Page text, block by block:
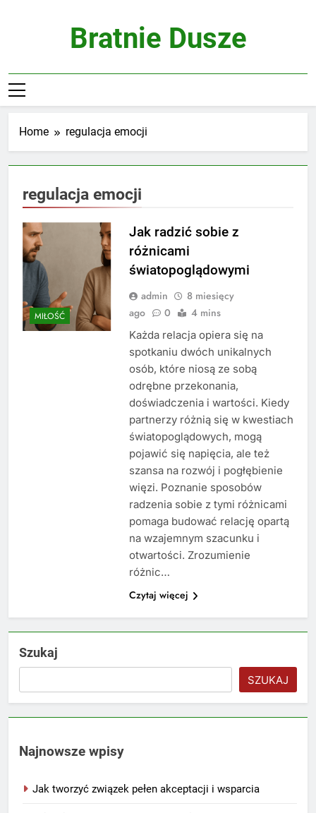
Bratnie Dusze
Home regulacja emocji
regulacja emocji
MIŁOŚĆ
Jak radzić sobie z
różnicami
światopoglądowymi
admin
8 miesięcy
ago
0 4 mins
Każda relacja opiera się na
spotkaniu dwóch unikalnych
osób, które niosą ze sobą
odrębne przekonania,
doświadczenia i wartości. Kiedy
partnerzy różnią się w kwestiach
światopoglądowych, mogą
pojawić się napięcia, ale też
szansa na rozwój i pogłębienie
więzi. Poznanie sposobów
radzenia sobie z tymi różnicami
pomaga budować relację opartą
na wzajemnym szacunku i
otwartości. Zrozumienie
różnic…
Czytaj więcej
Szukaj
SZUKAJ
Najnowsze wpisy
Jak tworzyć związek pełen akceptacji i wsparcia